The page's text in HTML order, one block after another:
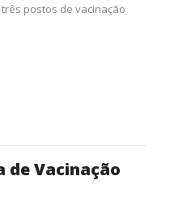
postos de vacinação
de Vacinação